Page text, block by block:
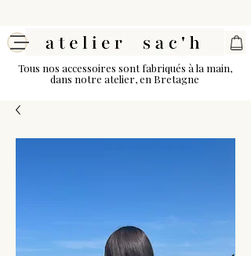
Tous nos accessoires sont fabriqués à la main,
dans notre atelier, en Bretagne